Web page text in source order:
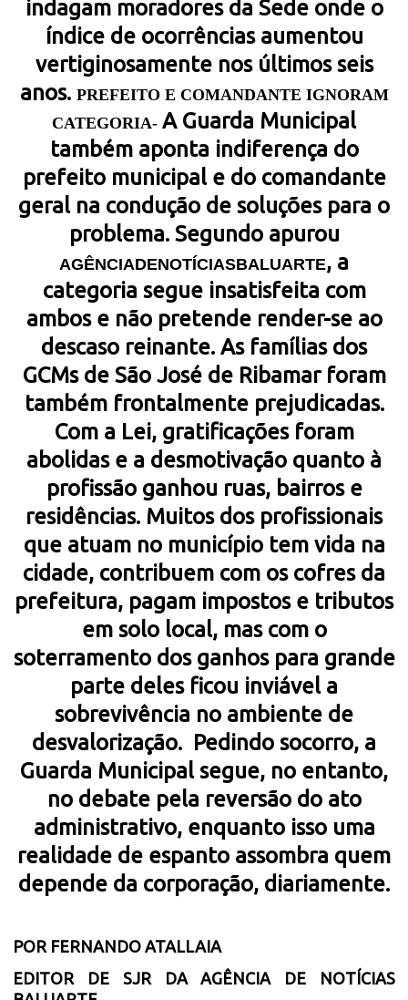
indagam moradores da Sede onde o
índice de ocorrências aumentou
vertiginosamente nos últimos seis
anos. PREFEITO E COMANDANTE IGNORAM
CATEGORIA- A Guarda Municipal
também aponta indiferença do
prefeito municipal e do comandante
geral na condução de soluções para o
problema. Segundo apurou
AGÊNCIADENOTÍCIASBALUARTE, a
categoria segue insatisfeita com
ambos e não pretende render-se ao
descaso reinante. As famílias dos
GCMs de São José de Ribamar foram
também frontalmente prejudicadas.
Com a Lei, gratificações foram
abolidas e a desmotivação quanto à
profissão ganhou ruas, bairros e
residências. Muitos dos profissionais
que atuam no município tem vida na
cidade, contribuem com os cofres da
prefeitura, pagam impostos e tributos
em solo local, mas com o
soterramento dos ganhos para grande
parte deles ficou inviável a
sobrevivência no ambiente de
desvalorização. Pedindo socorro, a
Guarda Municipal segue, no entanto,
no debate pela reversão do ato
administrativo, enquanto isso uma
realidade de espanto assombra quem
depende da corporação, diariamente.
POR FERNANDO ATALLAIA
EDITOR DE SJR DA AGÊNCIA DE NOTÍCIAS